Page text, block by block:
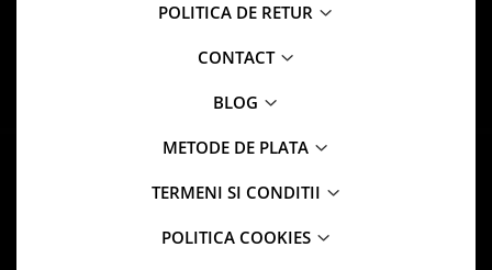
POLITICA DE RETUR
CONTACT
BLOG
METODE DE PLATA
TERMENI SI CONDITII
POLITICA COOKIES